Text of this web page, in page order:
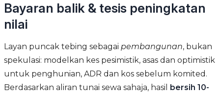
Bayaran balik & tesis peningkatan
nilai
Layan puncak tebing sebagai pembangunan, bukan
spekulasi: modelkan kes pesimistik, asas dan optimistik
untuk penghunian, ADR dan kos sebelum komited.
Berdasarkan aliran tunai sewa sahaja, hasil bersih 10-